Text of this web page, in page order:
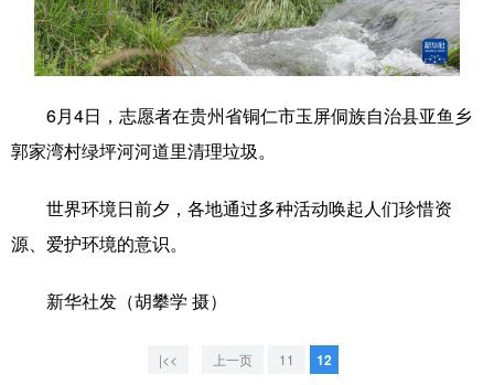
食品 人居 信息化 数字经济
学术中国 乡村振兴 银龄 溯源中国
城市 旅游 能源 会展
公益 一带一路 亚太网 上市公司
6月4日，志愿者在贵州省铜仁市玉屏侗族自治县亚鱼乡
郭家湾村绿坪河河道里清理垃圾。
世界环境日前夕，各地通过多种活动唤起人们珍惜资
源、爱护环境的意识。
新华社发（胡攀学 摄）
|<< 上一页 11 12